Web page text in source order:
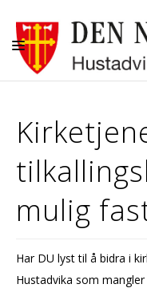
BARN OG UNGDOM
KONFIRMANT
DIGITALE FELLESSKAP
GRAVPLASSENE
OM OSS
LEDIGE STILLINGER
mulig
Har DU lyst til å bidra i
Hustadvika som